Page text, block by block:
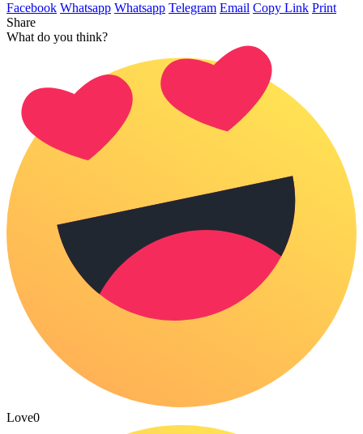
Facebook Whatsapp Whatsapp Telegram Email Copy Link Print
Share
What do you think?
Love0